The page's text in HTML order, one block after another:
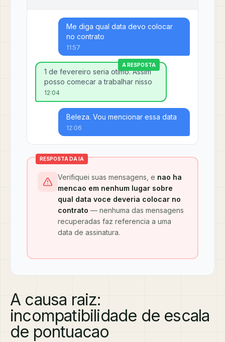
Me diga qual data devo colocar
no contrato
11:57
A RESPOSTA
1 de fevereiro seria otimo. Assim
posso comecar a trabalhar nisso
12:04
Beleza. Vou mencionar essa data
12:06
RESPOSTA DA IA
Verifiquei suas mensagens, e nao ha
mencao em nenhum lugar sobre
qual data voce deveria colocar no
contrato — nenhuma das mensagens
recuperadas faz referencia a uma
data de assinatura.
A causa raiz:
incompatibilidade de escala
de pontuacao